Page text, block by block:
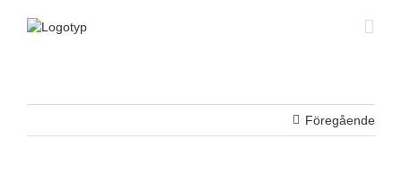
Föregående